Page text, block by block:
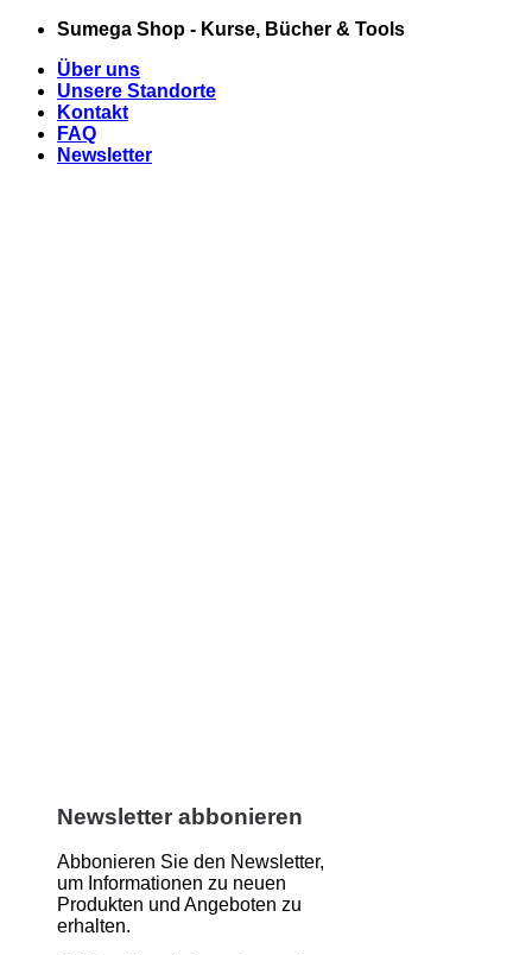
Zum
springen
Sumega Shop - Kurse, Bücher & Tools
Über uns
Unsere Standorte
Kontakt
FAQ
Newsletter
Newsletter abbonieren
Abbonieren Sie den Newsletter,
um Informationen zu neuen
Produkten und Angeboten zu
erhalten.